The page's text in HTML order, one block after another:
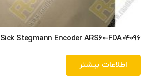
Sick Stegmann Encoder ARS60-FDA04096
اطلاعات بیشتر